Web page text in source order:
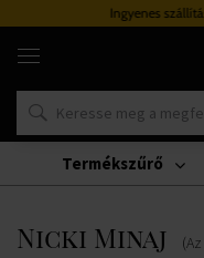
Ingyenes
Márkák Nicki Minaj
Nicki Minaj
Termékszűrő